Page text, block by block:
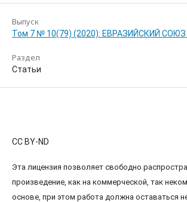
Выпуск
Том 7 № 10(79) (2020): ЕВРАЗИЙСКИЙ
Раздел
Статьи
CC BY-ND
Эта лицензия позволяет свободно
произведение, как на коммерческой, так
основе, при этом работа должна оставаться